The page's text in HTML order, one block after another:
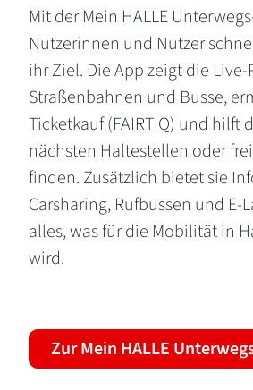
Mit der Mein HALLE
Nutzerinnen und Nutzer
ihr Ziel. Die App zeigt die
Straßenbahnen und Busse,
Ticketkauf (FAIRTIQ) und hilft
nächsten Haltestellen oder
finden. Zusätzlich bietet sie
Carsharing, Rufbussen und E-
alles, was für die Mobilität in
wird.
Zur Mein HALLE